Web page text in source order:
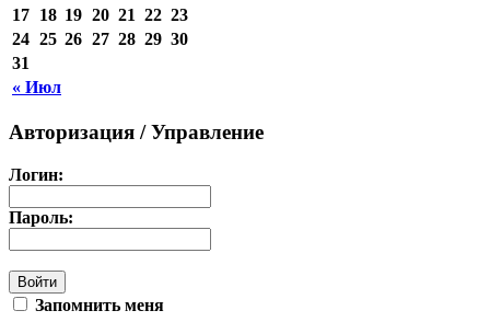
« Июл
17 18 19 20 21 22 23
24 25 26 27 28 29 30
31
Авторизация / Управление
Логин:
Пароль:
Запомнить меня